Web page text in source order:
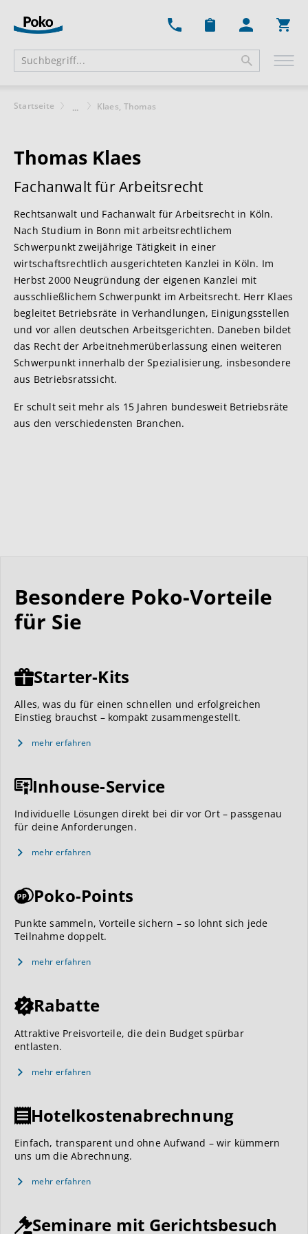
Startseite ... Klaes, Thomas
Thomas Klaes
Fachanwalt für Arbeitsrecht
Rechtsanwalt und Fachanwalt für Arbeitsrecht in Köln.
Nach Studium in Bonn mit arbeitsrechtlichem
Schwerpunkt zweijährige Tätigkeit in einer
wirtschaftsrechtlich ausgerichteten Kanzlei in Köln. Im
Herbst 2000 Neugründung der eigenen Kanzlei mit
ausschließlichem Schwerpunkt im Arbeitsrecht. Herr Klaes
begleitet Betriebsräte in Verhandlungen, Einigungsstellen
und vor allen deutschen Arbeitsgerichten. Daneben bildet
das Recht der Arbeitnehmerüberlassung einen weiteren
Schwerpunkt innerhalb der Spezialisierung, insbesondere
aus Betriebsratssicht.
Er schult seit mehr als 15 Jahren bundesweit Betriebsräte
aus den verschiedensten Branchen.
Besondere Poko-Vorteile
für Sie
Starter-Kits
Alles, was du für einen schnellen und erfolgreichen
Einstieg brauchst – kompakt zusammengestellt.
mehr erfahren
Inhouse-Service
Individuelle Lösungen direkt bei dir vor Ort – passgenau
für deine Anforderungen.
mehr erfahren
Poko-Points
Punkte sammeln, Vorteile sichern – so lohnt sich jede
Teilnahme doppelt.
mehr erfahren
Rabatte
Attraktive Preisvorteile, die dein Budget spürbar
entlasten.
mehr erfahren
Hotelkostenabrechnung
Einfach, transparent und ohne Aufwand – wir kümmern
uns um die Abrechnung.
mehr erfahren
Seminare mit Gerichtsbesuch